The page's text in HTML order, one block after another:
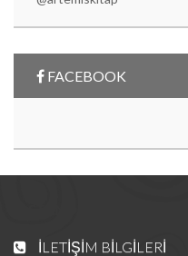
FACEBOOK
İLETIŞIM BILGILERI